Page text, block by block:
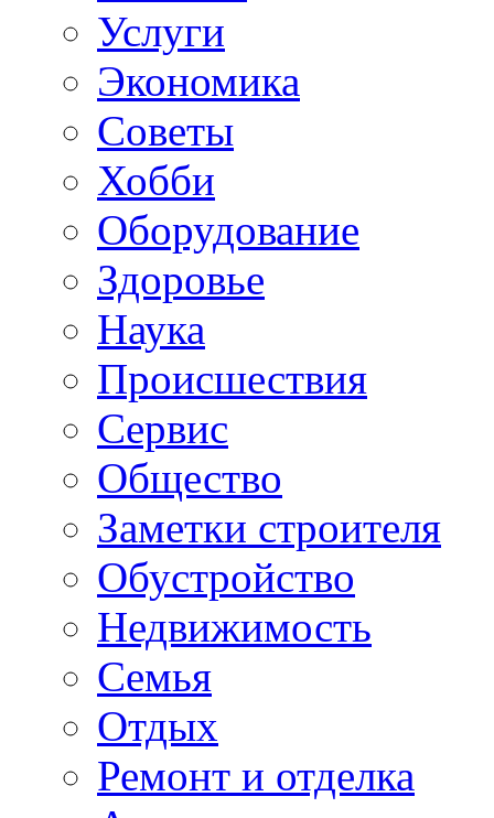
Услуги
Экономика
Советы
Хобби
Oборудование
Здоровье
Наука
Происшествия
Сервис
Общество
Заметки строителя
Обустройство
Недвижимость
Семья
Отдых
Ремонт и отделка